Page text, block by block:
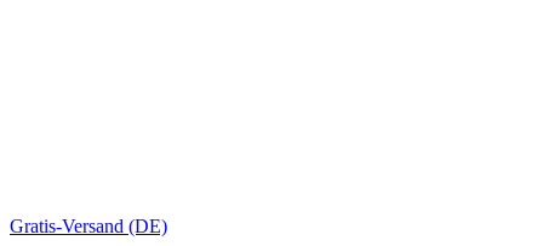
Gratis-Versand (DE)